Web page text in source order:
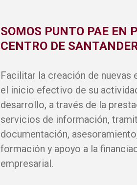
SOMOS PUNTO PAE EN
CENTRO DE
Facilitar la creación de nuevas
el inicio efectivo de su
desarrollo, a través de la
servicios de información,
documentación,
formación y apoyo a la
empresarial.